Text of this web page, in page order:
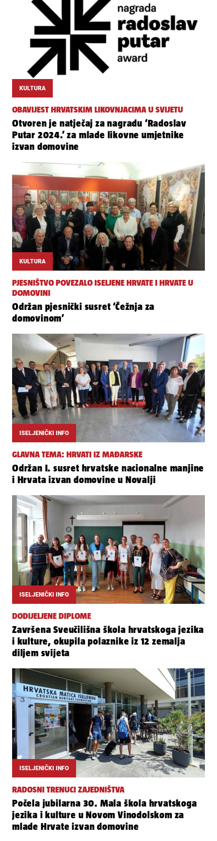
KULTURA
OBAVIJEST HRVATSKIM LIKOVNJACIMA U SVIJETU
Otvoren je natječaj za nagradu ‘Radoslav
Putar 2024.’ za mlade likovne umjetnike
izvan domovine
KULTURA
PJESNIŠTVO POVEZALO ISELJENE HRVATE I HRVATE U
DOMOVINI
Održan pjesnički susret ‘Čežnja za
domovinom’
ISELJENIČKI INFO
GLAVNA TEMA: HRVATI IZ MAĐARSKE
Održan I. susret hrvatske nacionalne manjine
i Hrvata izvan domovine u Novalji
ISELJENIČKI INFO
DODIJELJENE DIPLOME
Završena Sveučilišna škola hrvatskoga jezika
i kulture, okupila polaznike iz 12 zemalja
diljem svijeta
ISELJENIČKI INFO
RADOSNI TRENUCI ZAJEDNIŠTVA
Počela jubilarna 30. Mala škola hrvatskoga
jezika i kulture u Novom Vinodolskom za
mlade Hrvate izvan domovine